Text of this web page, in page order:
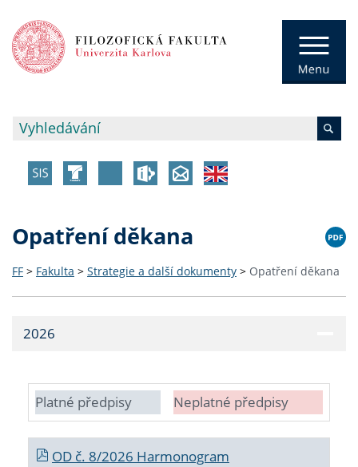
Opatření děkana
FF > Fakulta > Strategie a další dokumenty > Opatření děkana
2026
Platné předpisy Neplatné předpisy
OD č. 8/2026 Harmonogram